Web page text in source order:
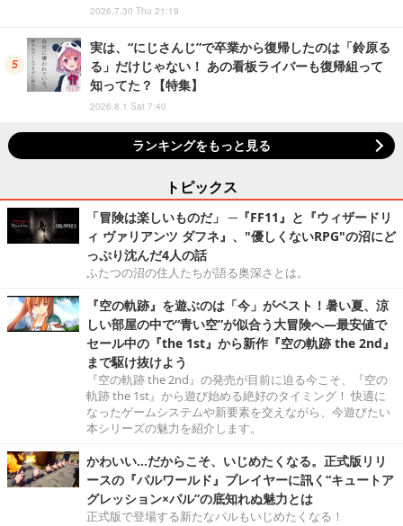
2026.7.30 Thu 21:19
実は、“にじさんじ”で卒業から復帰したのは「鈴原る
る」だけじゃない！ あの看板ライバーも復帰組って
知ってた？【特集】
2026.8.1 Sat 7:40
ランキングをもっと見る
トピックス
「冒険は楽しいものだ」 ─『FF11』と『ウィザードリ
ィ ヴァリアンツ ダフネ』、"優しくないRPG"の沼にど
っぷり沈んだ4人の話
ふたつの沼の住人たちが語る奥深さとは。
『空の軌跡』を遊ぶのは「今」がベスト！暑い夏、涼
しい部屋の中で“青い空”が似合う大冒険へ―最安値で
セール中の『the 1st』から新作『空の軌跡 the 2nd』
まで駆け抜けよう
『空の軌跡 the 2nd』の発売が目前に迫る今こそ、『空の
軌跡 the 1st』から遊び始める絶好のタイミング！ 快適に
なったゲームシステムや新要素を交えながら、今遊びたい
本シリーズの魅力を紹介します。
かわいい…だからこそ、いじめたくなる。正式版リリ
ースの『パルワールド』プレイヤーに訊く“キュートア
グレッション×パル”の底知れぬ魅力とは
正式版で登場する新たなパルもいじめたくなる！